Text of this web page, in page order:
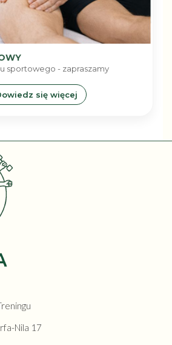
sportowego - zapraszamy
się więcej
Nila 17